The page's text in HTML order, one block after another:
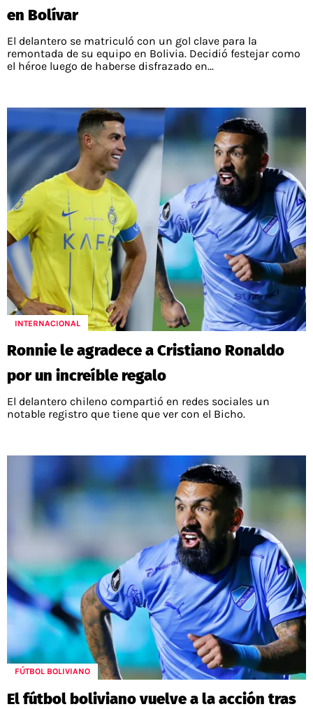
en Bolívar
El delantero se matriculó con un gol clave para la
remontada de su equipo en Bolivia. Decidió festejar como
el héroe luego de haberse disfrazado en...
INTERNACIONAL
Ronnie le agradece a Cristiano Ronaldo
por un increíble regalo
El delantero chileno compartió en redes sociales un
notable registro que tiene que ver con el Bicho.
FÚTBOL BOLIVIANO
El fútbol boliviano vuelve a la acción tras